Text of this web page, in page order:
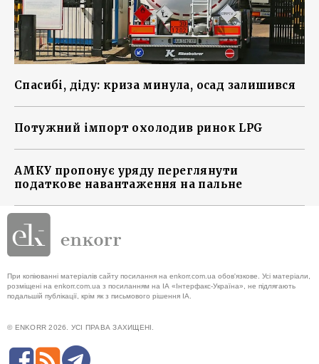
Спасибі, діду: криза минула, осад залишився
Потужний імпорт охолодив ринок LPG
АМКУ пропонує уряду переглянути
податкове навантаження на пальне
При копіюванні матеріалів сайту посилання на enkorr.com.ua обов'язкове. Усі матеріали,
розміщені на enkorr.com.ua з посиланням на ІА «Інтерфакс-Україна», не підлягають
подальшій публікації, крім як з письмового рішення ІА.
© ENKORR 2026. УСІ ПРАВА ЗАХИЩЕНІ.